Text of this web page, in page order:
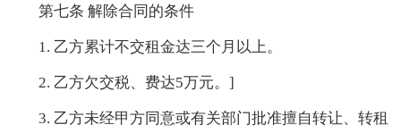
第七条 解除合同的条件
1. 乙方累计不交租金达三个月以上。
2. 乙方欠交税、费达5万元。]
3. 乙方未经甲方同意或有关部门批准擅自转让、转租